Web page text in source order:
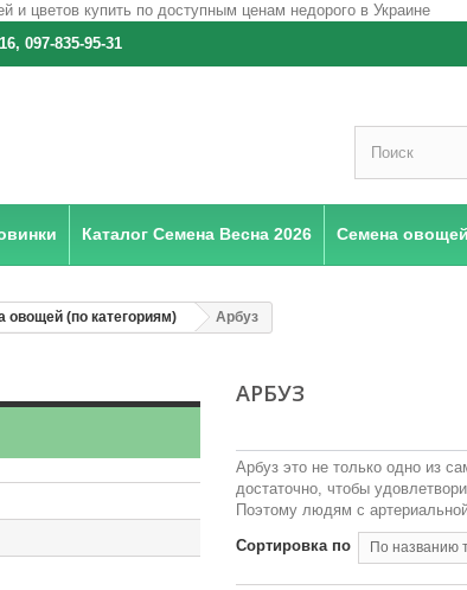
097-835-95-31
Каталог Семена Весна 2026 Семена овощей
овощей (по категориям) Арбуз
АРБУЗ
Арбуз это не только одно из
достаточно, чтобы
Поэтому людям с
Сортировка по